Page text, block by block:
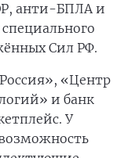
анти-БПЛА и
Сил РФ.
«Центр
и банк
У